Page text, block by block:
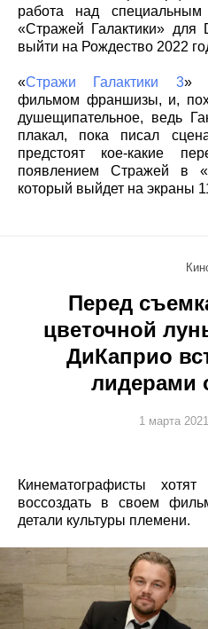
работа над
«Стражей Галактики» для
выйти на Рождество 2022
«Стражи Галактики 3»
фильмом франшизы, и,
душещипательное, ведь
плакал, пока писал
предстоят кое-какие
появлением Стражей в
который выйдет на экраны
Перед
цветочной
ДиКаприо
лидерами
1 марта
Кинематографисты
воссоздать в своем
детали культуры племени.